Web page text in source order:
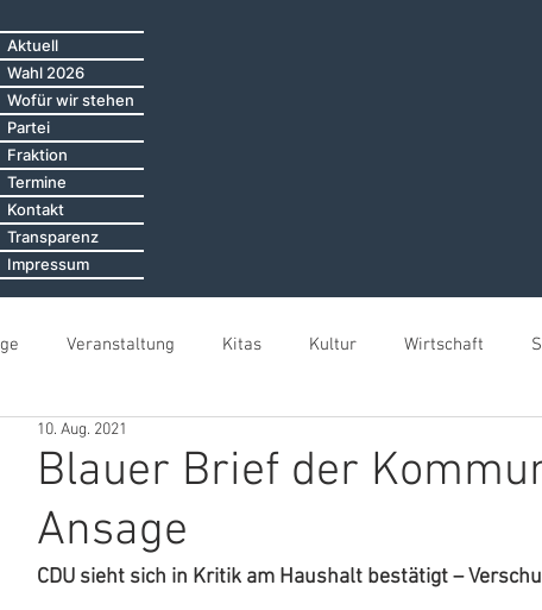
Aktuell
Wahl 2026
Wofür wir stehen
Partei
Fraktion
Termine
Kontakt
Transparenz
Impressum
Veranstaltung Kitas Kultur Wirtschaft
Sitzungen
Blauer Brief der
Ansage
10. Aug. 2021
CDU sieht sich in Kritik am Haushalt bestätigt –